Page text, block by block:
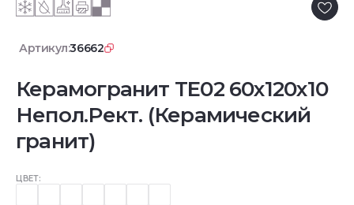
Артикул:36662
Керамогранит TE02 60x120x10
Непол.Рект. (Керамический
гранит)
ЦВЕТ: